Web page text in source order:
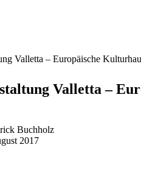
Valletta – Europäische
Valletta –
Buchholz
2017